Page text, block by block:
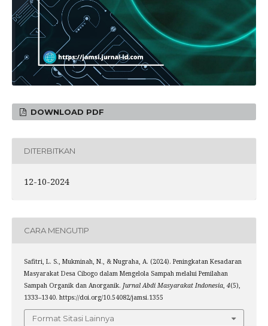
DOWNLOAD PDF
DITERBITKAN
12-10-2024
CARA MENGUTIP
Safitri, L. S., Mukminah, N., & Nugraha, A. (2024). Peningkatan Kesadaran
Masyarakat Desa Cibogo dalam Mengelola Sampah melalui Pemilahan
Sampah Organik dan Anorganik. Jurnal Abdi Masyarakat Indonesia, 4(5),
1333–1340. https://doi.org/10.54082/jamsi.1355
Format Sitasi Lainnya